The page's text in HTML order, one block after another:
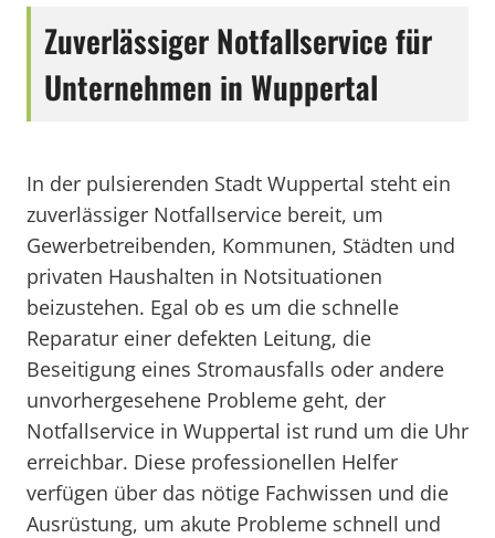
Zuverlässiger Notfallservice für
Unternehmen in Wuppertal
In der pulsierenden Stadt Wuppertal steht ein
zuverlässiger Notfallservice bereit, um
Gewerbetreibenden, Kommunen, Städten und
privaten Haushalten in Notsituationen
beizustehen. Egal ob es um die schnelle
Reparatur einer defekten Leitung, die
Beseitigung eines Stromausfalls oder andere
unvorhergesehene Probleme geht, der
Notfallservice in Wuppertal ist rund um die Uhr
erreichbar. Diese professionellen Helfer
verfügen über das nötige Fachwissen und die
Ausrüstung, um akute Probleme schnell und